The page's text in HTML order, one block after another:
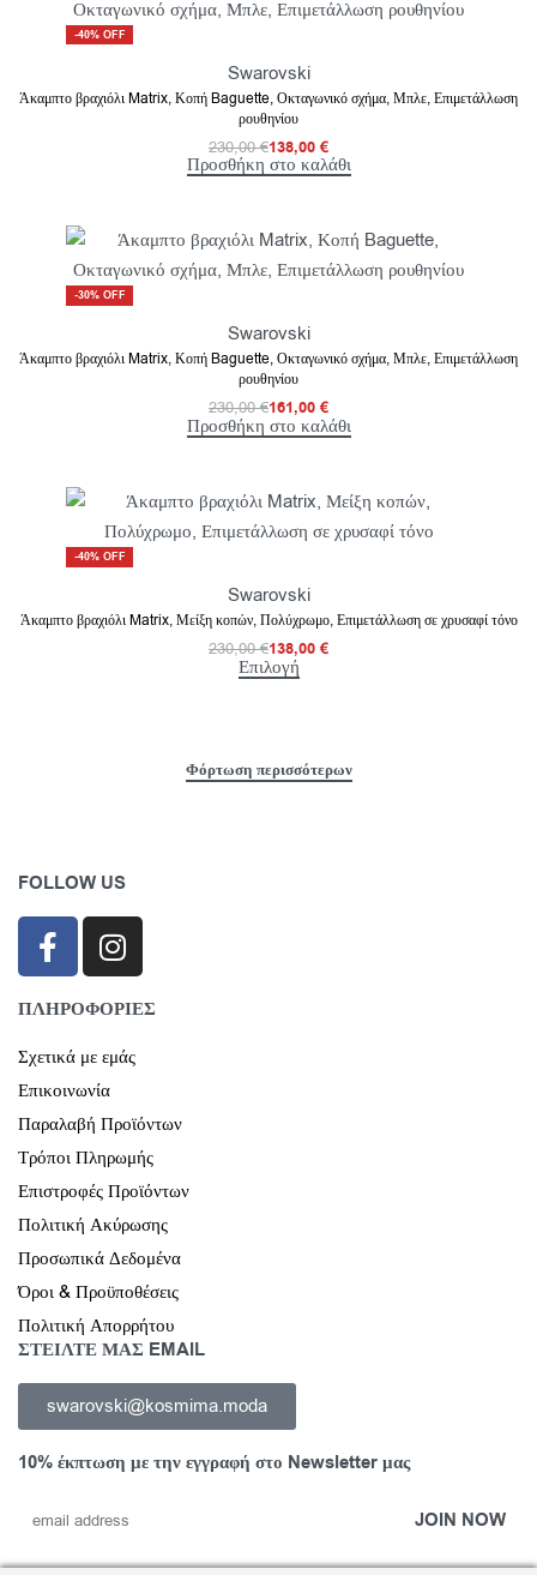
-40% OFF
Swarovski
Άκαμπτο βραχιόλι Matrix, Κοπή Baguette, Οκταγωνικό σχήμα, Μπλε, Επιμετάλλωση
ρουθηνίου
230,00€138,00 €
Προσθήκη στο καλάθι
-30% OFF
Swarovski
Άκαμπτο βραχιόλι Matrix, Κοπή Baguette, Οκταγωνικό σχήμα, Μπλε, Επιμετάλλωση
ρουθηνίου
230,00€161,00 €
Προσθήκη στο καλάθι
-40% OFF
Swarovski
Άκαμπτο βραχιόλι Matrix, Μείξη κοπών, Πολύχρωμο, Επιμετάλλωση σε χρυσαφί τόνο
230,00€138,00 €
Επιλογή
FOLLOW US
ΠΛΗΡΟΦΟΡΙΕΣ
Σχετικά με εμάς
Επικοινωνία
Παραλαβή Προϊόντων
Τρόποι Πληρωμής
Επιστροφές Προϊόντων
Πολιτική Ακύρωσης
Προσωπικά Δεδομένα
Όροι & Προϋποθέσεις
Πολιτική Απορρήτου
ΣΤΕΙΛΤΕ ΜΑΣ EMAIL
swarovski@kosmima.moda
10% έκπτωση με την εγγραφή στο Newsletter μας